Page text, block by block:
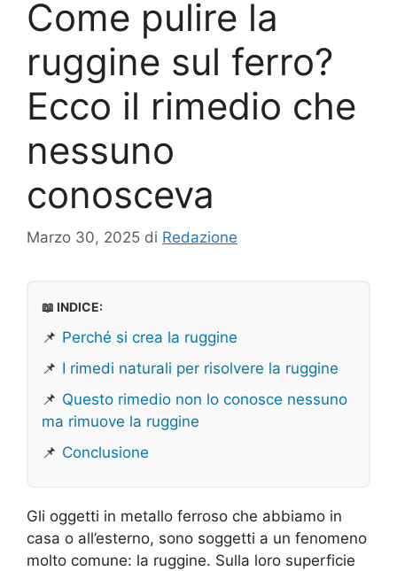
Come pulire la
ruggine sul ferro?
Ecco il rimedio che
nessuno
conosceva
Marzo 30, 2025 di Redazione
📖 INDICE:
📌 Perché si crea la ruggine
📌 I rimedi naturali per risolvere la ruggine
📌 Questo rimedio non lo conosce nessuno
ma rimuove la ruggine
📌 Conclusione
Gli oggetti in metallo ferroso che abbiamo in
casa o all’esterno, sono soggetti a un fenomeno
molto comune: la ruggine. Sulla loro superficie